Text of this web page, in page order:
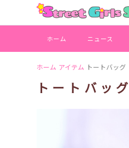
ホーム ニュース
ホーム アイテム トートバッグ
トートバッグ